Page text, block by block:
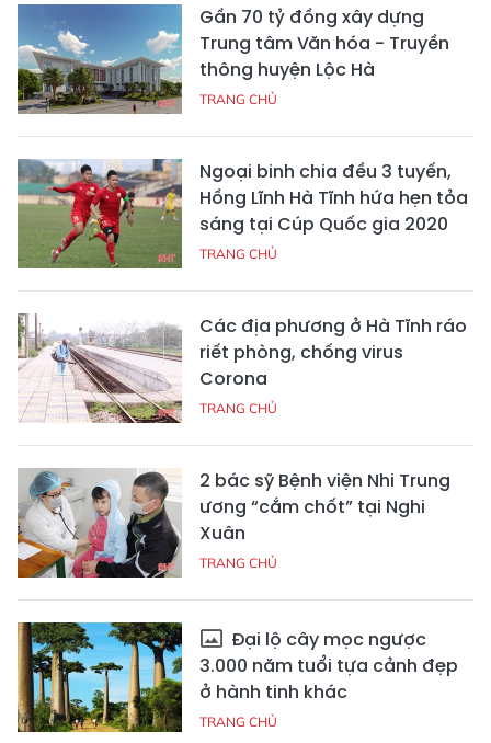
Gần 70 tỷ đồng xây dựng
Trung tâm Văn hóa - Truyền
thông huyện Lộc Hà
TRANG CHỦ
Ngoại binh chia đều 3 tuyến,
Hồng Lĩnh Hà Tĩnh hứa hẹn tỏa
sáng tại Cúp Quốc gia 2020
TRANG CHỦ
Các địa phương ở Hà Tĩnh ráo
riết phòng, chống virus
Corona
TRANG CHỦ
2 bác sỹ Bệnh viện Nhi Trung
ương “cắm chốt” tại Nghi
Xuân
TRANG CHỦ
Đại lộ cây mọc ngược
3.000 năm tuổi tựa cảnh đẹp
ở hành tinh khác
TRANG CHỦ